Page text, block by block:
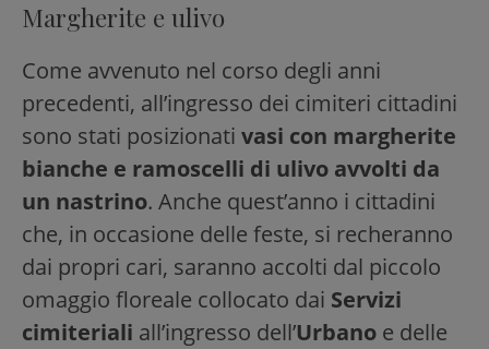
Margherite e ulivo
Come avvenuto nel corso degli anni
precedenti, all’ingresso dei cimiteri cittadini
sono stati posizionati vasi con margherite
bianche e ramoscelli di ulivo avvolti da
un nastrino. Anche quest’anno i cittadini
che, in occasione delle feste, si recheranno
dai propri cari, saranno accolti dal piccolo
omaggio floreale collocato dai Servizi
cimiteriali all’ingresso dell’Urbano e delle